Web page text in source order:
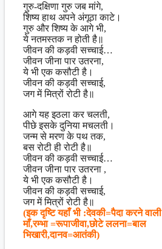
गुरु-दक्षिणा गुरु जब मांगे,
शिष्य हाथ अपने अंगूठा काटे।
गुरु और शिष्य के आगे भी,
ये नतमस्तक न होती है॥
जीवन की कड़वी सच्चाई…
जीवन जीना पार उतरना,
ये भी एक कसौटी है।
जीवन की कड़वी सच्चाई,
जग में मित्रों रोटी है॥
आगे यह इठला कर चलती,
पीछे इसके दुनिया मचलती।
जन्म से मरण के पथ तक,
बस रोटी ही रोटी है॥
जीवन की कड़वी सच्चाई…
जीवन जीना पार उतरना ,
ये भी एक कसौटी है।
जीवन की कड़वी सच्चाई,
जग में मित्रों रोटी है॥
(इक दृष्टि यहाँ भी :देवकी=पैदा करने वाली
माँ,रम्भा =रूपाजीवा,छोटे ललना=बाल
भिखारी,दानव=आतंकी)